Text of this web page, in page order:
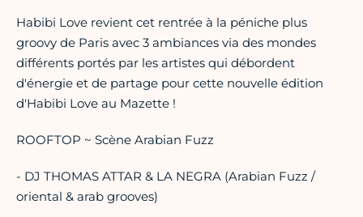
Habibi Love revient cet rentrée à la péniche plus
groovy de Paris avec 3 ambiances via des mondes
différents portés par les artistes qui débordent
d'énergie et de partage pour cette nouvelle édition
d'Habibi Love au Mazette !
ROOFTOP ~ Scène Arabian Fuzz
- DJ THOMAS ATTAR & LA NEGRA (Arabian Fuzz /
oriental & arab grooves)